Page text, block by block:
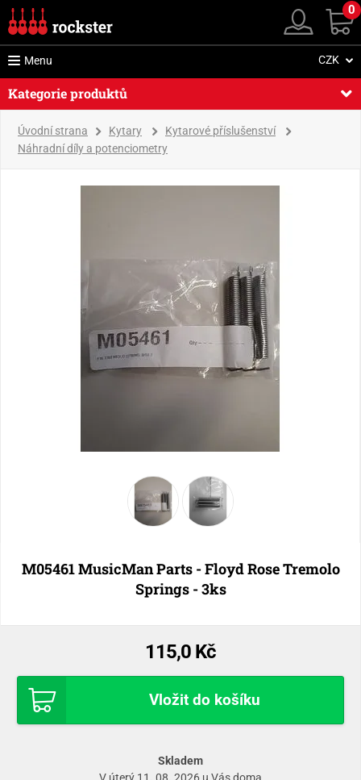
0
Menu CZK
Kategorie produktů
Úvodní strana Kytary
Kytarové příslušenství
Náhradní díly a potenciometry
M05461 MusicMan Parts - Floyd Rose Tremolo
Springs - 3ks
115,0 Kč
Vložit do košíku
Skladem
V úterý 11. 08. 2026 u Vás doma